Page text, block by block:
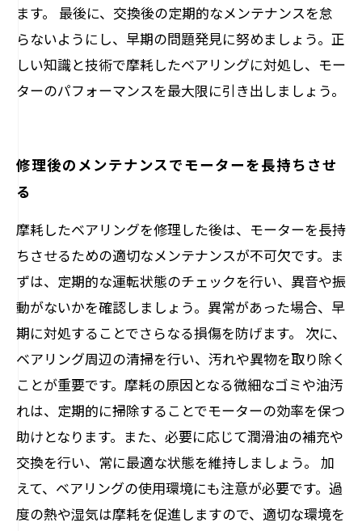
ます。 最後に、交換後の定期的なメンテナンスを怠
らないようにし、早期の問題発見に努めましょう。正
しい知識と技術で摩耗したベアリングに対処し、モー
ターのパフォーマンスを最大限に引き出しましょう。
修理後のメンテナンスでモーターを長持ちさせ
る
摩耗したベアリングを修理した後は、モーターを長持
ちさせるための適切なメンテナンスが不可欠です。ま
ずは、定期的な運転状態のチェックを行い、異音や振
動がないかを確認しましょう。異常があった場合、早
期に対処することでさらなる損傷を防げます。 次に、
ベアリング周辺の清掃を行い、汚れや異物を取り除く
ことが重要です。摩耗の原因となる微細なゴミや油汚
れは、定期的に掃除することでモーターの効率を保つ
助けとなります。また、必要に応じて潤滑油の補充や
交換を行い、常に最適な状態を維持しましょう。 加
えて、ベアリングの使用環境にも注意が必要です。過
度の熱や湿気は摩耗を促進しますので、適切な環境を